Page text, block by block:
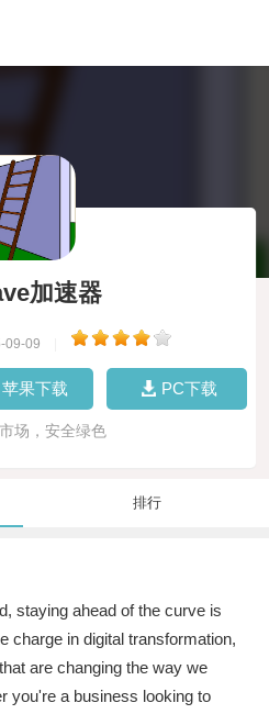
加速器
09-09
苹果下载 PC下载
场，安全绿色
排行
staying ahead of the curve is
charge in digital transformation,
are changing the way we
you're a business looking to